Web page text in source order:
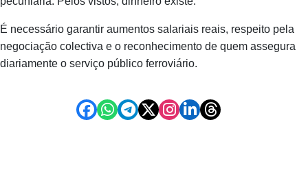
É necessário garantir aumentos salariais reais, respeito pela
negociação colectiva e o reconhecimento de quem assegura
diariamente o serviço público ferroviário.